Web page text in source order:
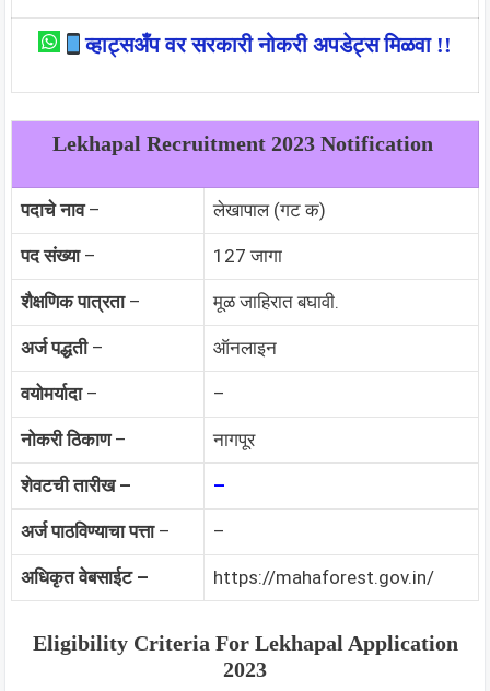
व्हाट्सअँप वर सरकारी नोकरी अपडेट्स मिळवा !!
Lekhapal Recruitment 2023 Notification
पदाचे नाव– लेखापाल (गट क)
पद संख्या– 127 जागा
शैक्षणिक पात्रता– मूळ जाहिरात बघावी.
अर्ज पद्धती– ऑनलाइन
वयोमर्यादा– –
नोकरी ठिकाण– नागपूर
शेवटची तारीख – –
अर्ज पाठविण्याचा पत्ता– –
अधिकृत वेबसाईट – https://mahaforest.gov.in/
Eligibility Criteria For Lekhapal Application
2023